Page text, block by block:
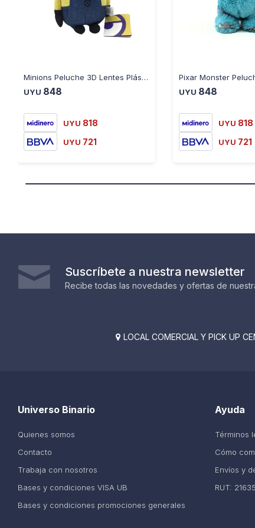
Minions Peluche 3D Lentes Plásticos mod. Henry
UYU 848
UYU 818
UYU 721
UYU 848
UYU 818
UYU 721
Suscríbete a nuestra newsletter
Recibe todas las novedades y ofertas de
 LOCAL COMERCIAL Y PICK UP
Ayuda
Términos
Cómo
Envíos y
RUT:
Universo Binario
Quienes somos
Contacto
Trabaja con nosotros
Bases y condiciones VISA UB
Bases y condiciones promociones generales